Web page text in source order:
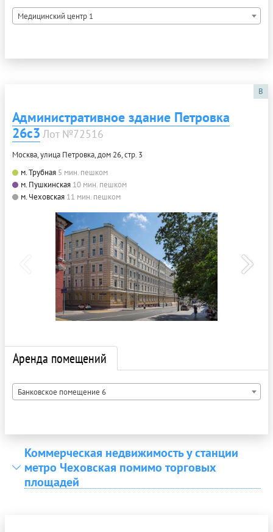
Медицинский центр 1
B
Административное здание Петровка
26с3 Лот №72516
Москва, улица Петровка, дом 26, стр. 3
м. Трубная 5 мин. пешком
м. Пушкинская 10 мин. пешком
м. Чеховская 11 мин. пешком
Аренда помещений
Банковское помещение 6
Коммерческая недвижимость у станции
метро Чеховская помимо торговых
площадей